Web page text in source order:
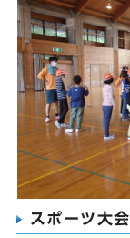
スポーツ大会